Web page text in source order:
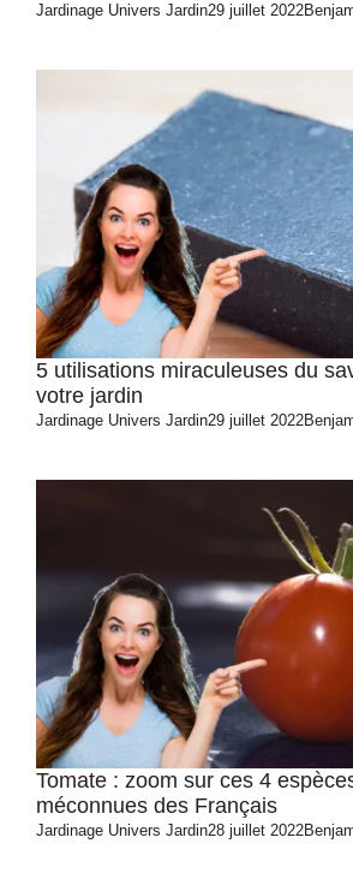
Jardinage Univers Jardin29 juillet 2022
5 utilisations miraculeuses du
votre jardin
Jardinage Univers Jardin29 juillet 2022
Tomate : zoom sur ces 4
méconnues des Français
Jardinage Univers Jardin28 juillet 2022